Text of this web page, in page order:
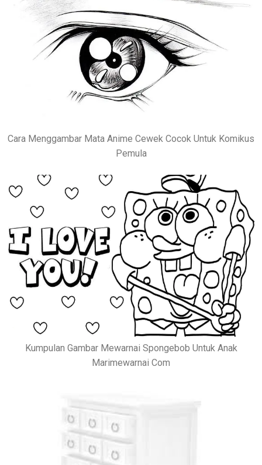
Cara Menggambar Mata Anime Cewek Cocok Untuk Komikus
Pemula
Kumpulan Gambar Mewarnai Spongebob Untuk Anak
Marimewarnai Com